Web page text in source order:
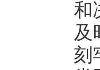
和
及
刻